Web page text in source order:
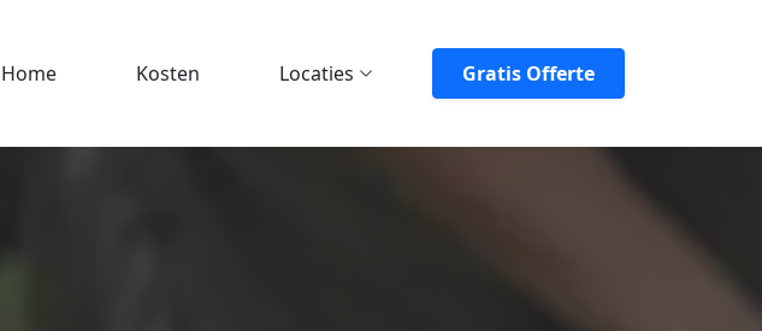
Home Kosten Locaties Gratis Offerte